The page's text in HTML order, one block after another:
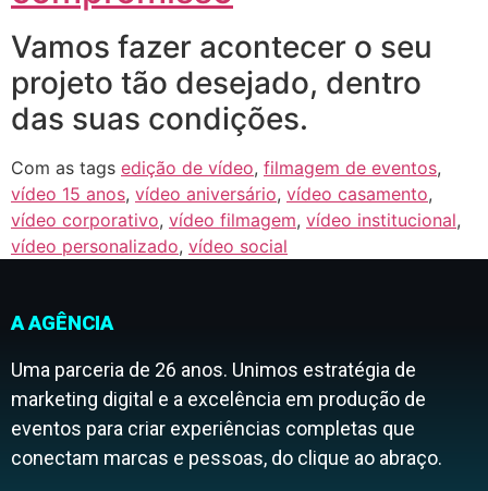
Vamos fazer acontecer o seu
projeto tão desejado, dentro
das suas condições.
Com as tags edição de vídeo, filmagem de eventos,
vídeo 15 anos, vídeo aniversário, vídeo casamento,
vídeo corporativo, vídeo filmagem, vídeo institucional,
vídeo personalizado, vídeo social
A AGÊNCIA
Uma parceria de 26 anos. Unimos estratégia de
marketing digital e a excelência em produção de
eventos para criar experiências completas que
conectam marcas e pessoas, do clique ao abraço.